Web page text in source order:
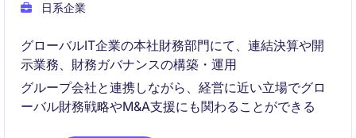
日系企業
グローバルIT企業の本社財務部門にて、連結決算や開
示業務、財務ガバナンスの構築・運用
グループ会社と連携しながら、経営に近い立場でグロ
ーバル財務戦略やM&A支援にも関わることができる